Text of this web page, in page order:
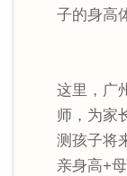
子的身高
这里，广
师，为家
测孩子将
亲身高+